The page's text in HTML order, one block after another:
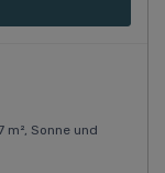
Sonne und